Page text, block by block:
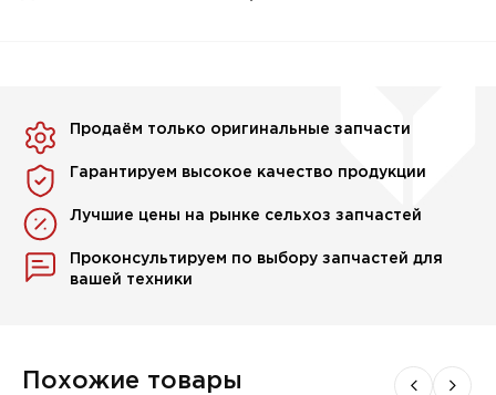
Продаём только оригинальные запчасти
Гарантируем высокое качество продукции
Лучшие цены на рынке сельхоз запчастей
Проконсультируем по выбору запчастей для
вашей техники
Похожие товары